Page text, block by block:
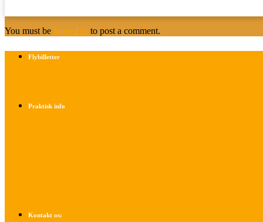
You must be logged in to post a comment.
Flybilletter
Praktisk info
Kontakt os: